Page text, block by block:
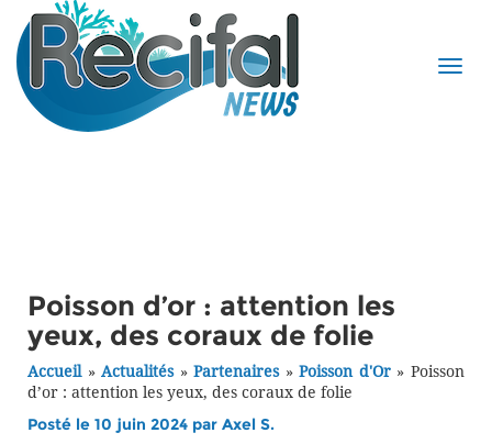
Poisson d’or : attention les
yeux, des coraux de folie
Accueil»Actualités»Partenaires»Poisson d'Or»Poisson
d’or : attention les yeux, des coraux de folie
Posté le 10 juin 2024 par Axel S.